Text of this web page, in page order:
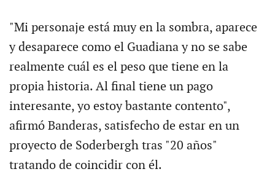
"Mi personaje está muy en la sombra, aparece
y desaparece como el Guadiana y no se sabe
realmente cuál es el peso que tiene en la
propia historia. Al final tiene un pago
interesante, yo estoy bastante contento",
afirmó Banderas, satisfecho de estar en un
proyecto de Soderbergh tras "20 años"
tratando de coincidir con él.